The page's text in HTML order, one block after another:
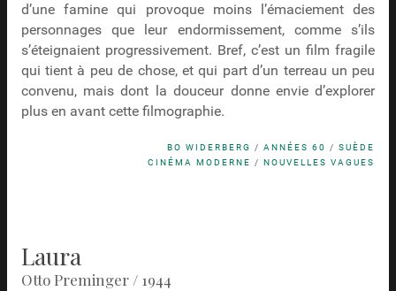
d’une famine qui provoque moins l’émaciement des
personnages que leur endormissement, comme s’ils
s’éteignaient progressivement. Bref, c’est un film fragile
qui tient à peu de chose, et qui part d’un terreau un peu
convenu, mais dont la douceur donne envie d’explorer
plus en avant cette filmographie.
BO WIDERBERG /ANNÉES 60 /SUÈDE
CINÉMA MODERNE /NOUVELLES VAGUES
Laura
Otto Preminger / 1944